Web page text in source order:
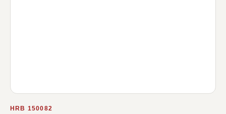
HRB 150082